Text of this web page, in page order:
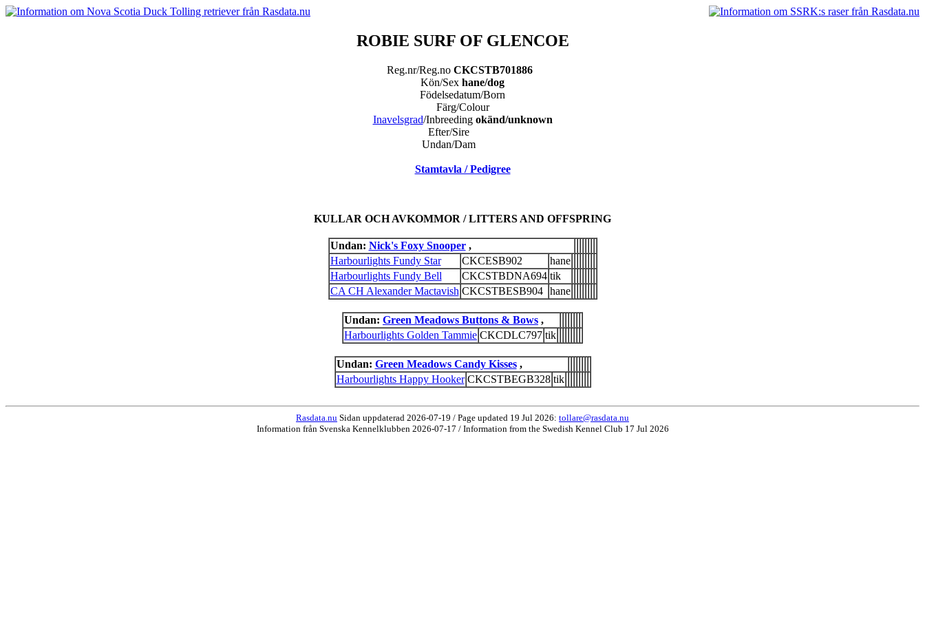
ROBIE SURF OF GLENCOE
Reg.nr/Reg.no CKCSTB701886
Kön/Sex hane/dog
Födelsedatum/Born
Färg/Colour
Inavelsgrad/Inbreeding okänd/unknown
Efter/Sire
Undan/Dam
Stamtavla / Pedigree
KULLAR OCH AVKOMMOR / LITTERS AND OFFSPRING
Undan: Nick's Foxy Snooper,
Harbourlights Fundy Star
CKCESB902
hane
Harbourlights Fundy Bell
CKCSTBDNA694 tik
CA CH Alexander Mactavish CKCSTBESB904 hane
Undan: Green Meadows Buttons & Bows ,
Harbourlights Golden Tammie CKCDLC797 tik
Undan: Green Meadows Candy Kisses,
Harbourlights Happy Hooker CKCSTBEGB328 tik
Rasdata.nu Sidan uppdaterad 2026-07-19 / Page updated 19 Jul 2026: tollare@rasdata.nu
Information från Svenska Kennelklubben 2026-07-17 / Information from the Swedish Kennel Club 17 Jul 2026